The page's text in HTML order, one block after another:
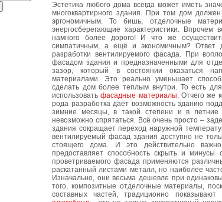
Эстетика любого дома всегда может иметь
многоквартирного здания. При том дом
эргономичным. То бишь, отделочные
энергосберегающие характеристики. Впрочем
намного более дорого! И что же
симпатичным, а ещё и экономичным? Ответ
разработки вентилируемого фасада. При
фасадом здания и предназначенными для
зазор, который в состоянии оказаться
материалами. Это реально уменьшает
сделать дом более теплым внутри. То есть
использоватьфасадные материалы. Отчего же
рода разработка даёт возможность зданию
зимние месяцы, в такой степени и в
невозможно спрятаться. Всё очень просто –
здания сокращает переход наружной
вентилируемый фасад здания доступно не
стоящего дома. И это действительно
предоставляет способность скрыть и
проветриваемого фасада применяются
раскатанный листами металл, но наиболее
Изначально, они весьма дешевле при
того, композитные отделочные материалы,
составных частей, традиционно